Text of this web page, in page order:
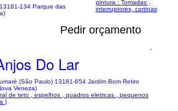
134 Parque das
Pedir orçamento
Do Lar
(São Paulo) 13181-654 Jardim Bom Retiro
Veneza)
pintura : Tomadas ,
interruptores, cortinas
de teto , espelhos , quadros eletricas , pequenos
)